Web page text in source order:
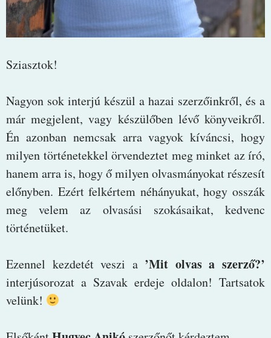
Sziasztok!
Nagyon sok interjú készül a hazai szerzőinkről, és a
már megjelent, vagy készülőben lévő könyveikről.
Én azonban nemcsak arra vagyok kíváncsi, hogy
milyen történetekkel örvendeztet meg minket az író,
hanem arra is, hogy ő milyen olvasmányokat részesít
előnyben. Ezért felkértem néhányukat, hogy osszák
meg velem az olvasási szokásaikat, kedvenc
történetüket.
Ezennel kezdetét veszi a ’Mit olvas a szerző?’
interjúsorozat a Szavak erdeje oldalon! Tartsatok
velünk!